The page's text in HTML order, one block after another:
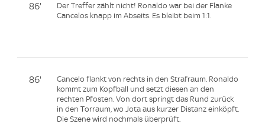
86'
Der Treffer zählt nicht! Ronaldo war bei der Flanke
Cancelos knapp im Abseits. Es bleibt beim 1:1.
86'
Cancelo flankt von rechts in den Strafraum. Ronaldo
kommt zum Kopfball und setzt diesen an den
rechten Pfosten. Von dort springt das Rund zurück
in den Torraum, wo Jota aus kurzer Distanz einköpft.
Die Szene wird nochmals überprüft.